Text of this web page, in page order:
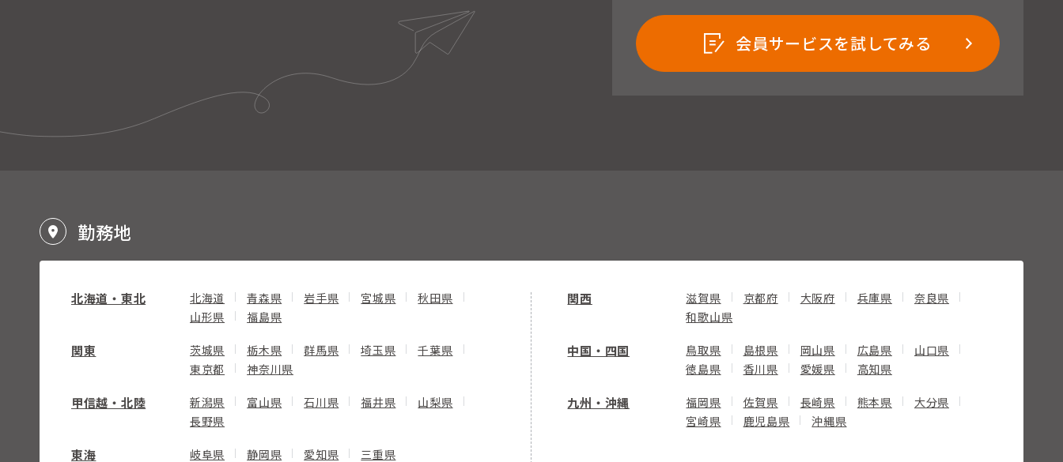
会員サービスを試してみる
勤務地
北海道・東北 北海道 青森県 岩手県 宮城県
秋田県
山形県
福島県
関東 茨城県 栃木県 群馬県 埼玉県
千葉県
東京都
神奈川県
甲信越・北陸 新潟県 富山県 石川県 福井県
山梨県
長野県
東海 岐阜県 静岡県 愛知県 三重県
関西 滋賀県 京都府 大阪府 兵庫県
奈良県
和歌山県
中国・四国 鳥取県 島根県 岡山県 広島県
山口県
徳島県
香川県 愛媛県 高知県
九州・沖縄 福岡県 佐賀県 長崎県 熊本県
大分県
宮崎県
鹿児島県 沖縄県